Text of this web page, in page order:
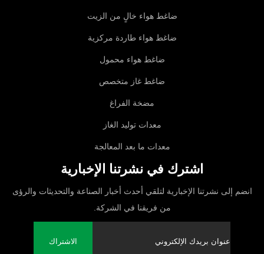
ضاغط هواء خالٍ من الزيت
ضاغط هواء طاردة مركزية
ضاغط هواء محمول
ضاغط غاز متخصص
مضخة الفراغ
معدات توليد الغاز
معدات ما بعد المعالجة
اشترك في نشرتنا الإخبارية
انضم إلى نشرتنا الإخبارية لتلقي أحدث أخبار الصناعة والتحديثات والرؤى
من فريقنا في الشركة.
الاشتراك